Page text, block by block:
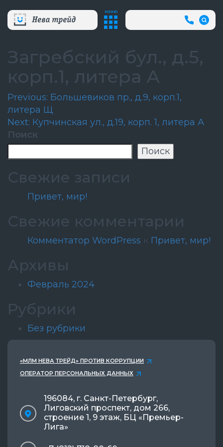
МЕНЮ
+7
(812)
66
Загребский бул., д.5,
корп.1, литера А
Навигация
по
записям
Previous: Большевиков пр., д.9, корп.1,
литера Щ
Next: Купчинская ул., д.19, корп. 1, литера А
Поиск
Поиск
Свежие записи
Привет, мир!
Свежие комментарии
Комментатор WordPress к Привет, мир!
Архивы
Февраль 2024
Рубрики
Без рубрики
«МЛМ НЕВА ТРЕЙД» ПРОТИВ КОРРУПЦИИ
ОПЕРАТОР ПЕРСОНАЛЬНЫХ ДАННЫХ
196084, г. Санкт-Петербург,
Лиговский проспект, дом 266,
строение 1, 9 этаж, БЦ «Премьер-
Лига»